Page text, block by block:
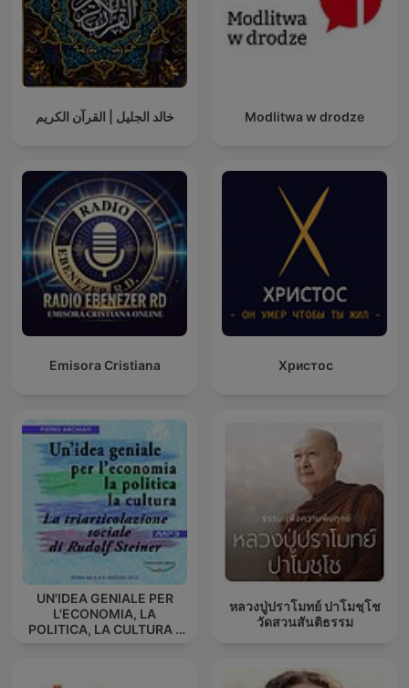
خالد الجليل | القرآن الكريم Modlitwa w drodze
Emisora Cristiana Христос
UN'IDEA GENIALE PER
L'ECONOMIA, LA
POLITICA, LA CULTURA -
หลวงปู่ปราโมทย์ ปาโมชฺโช
วัดสวนสันติธรรม